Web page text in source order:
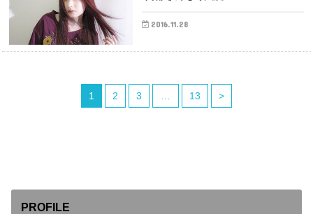
2016.11.28
1 2 3 13 >
PROFILE